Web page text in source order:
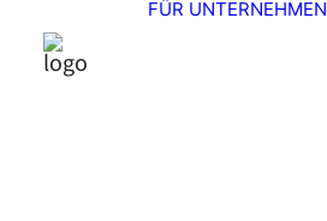
FÜR UNTERNEHMEN